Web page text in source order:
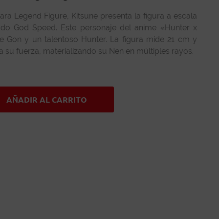
Legend Figure, Kitsune presenta la figura a escala
God Speed. Este personaje del anime «Hunter x
Gon y un talentoso Hunter. La figura mide 21 cm y
su fuerza, materializando su Nen en múltiples rayos.
AÑADIR AL CARRITO